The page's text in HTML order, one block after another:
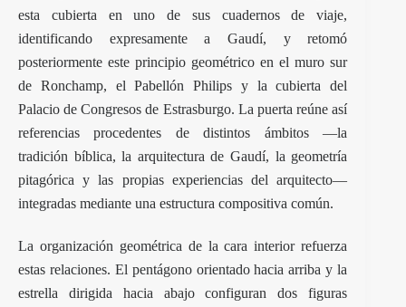
esta cubierta en uno de sus cuadernos de viaje,
identificando expresamente a Gaudí, y retomó
posteriormente este principio geométrico en el muro sur
de Ronchamp, el Pabellón Philips y la cubierta del
Palacio de Congresos de Estrasburgo. La puerta reúne así
referencias procedentes de distintos ámbitos —la
tradición bíblica, la arquitectura de Gaudí, la geometría
pitagórica y las propias experiencias del arquitecto—
integradas mediante una estructura compositiva común.
La organización geométrica de la cara interior refuerza
estas relaciones. El pentágono orientado hacia arriba y la
estrella dirigida hacia abajo configuran dos figuras